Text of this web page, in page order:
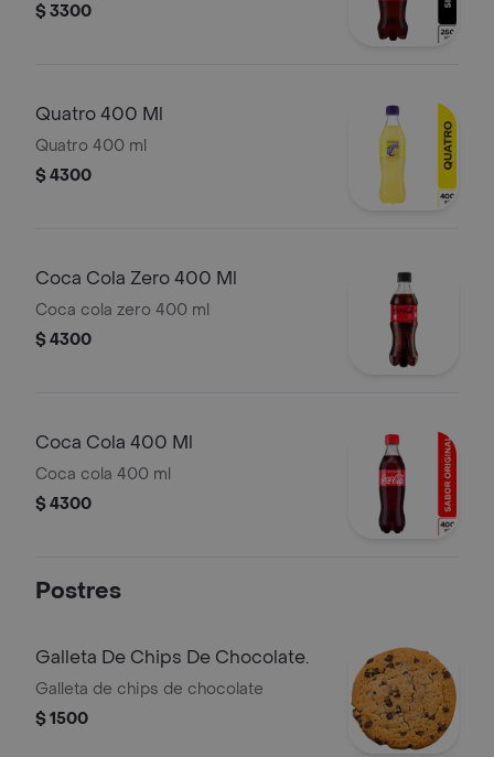
$ 3300
Quatro 400 Ml
Quatro 400 ml
$ 4300
Coca Cola Zero 400 Ml
Coca cola zero 400 ml
$ 4300
Coca Cola 400 Ml
Coca cola 400 ml
$ 4300
Postres
Galleta De Chips De Chocolate.
Galleta de chips de chocolate
$ 1500